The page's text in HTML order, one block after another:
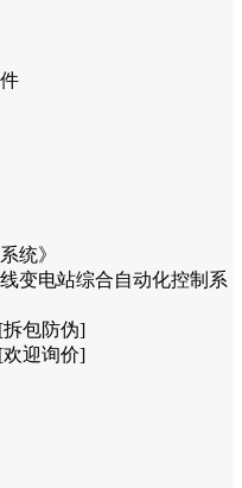
统》
变电站综合自动化控制系
包防伪]
迎询价]